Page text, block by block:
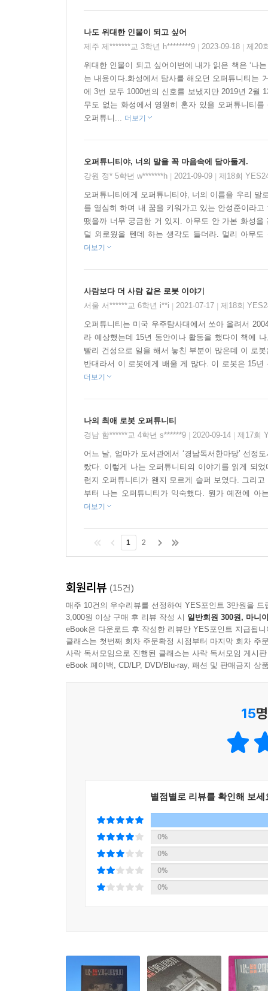
화성 탐사 로봇 오퍼튜니티 임무 종료
메시지도 엉뚱하게 알아듣고, 바퀴는 덜컹, 로봇
뜻을 가진 오퍼튜니티, 아홉 살 고아 소녀 소피 콜
없다며 용감하게 조금씩 천천히 앞으로 나아갔다.
꾸게 한다. 화성 탐사 로봇 오퍼튜니티! 아무도
순간까지, 자신의 임무를 끝까지 완수했던 우리의
나도 위대한 인물이 되고 싶어
제주 제*******교 3학년 h********9
2023-09-18 제20
위대한 인물이 되고 싶어이번에 내가 읽은 책은 ‘나
는 내용이다.화성에서 탐사를 해오던 오퍼튜니티는
에 3번 모두 1000번의 신호를 보냈지만 2019년 2월
무도 없는 화성에서 영원히 혼자 있을 오퍼튜니티
오퍼튜니... 더보기
오퍼튜니티야, 너의 말을 꼭 마음속에 담아둘게.
강원 정* 5학년 w*******h
2021-09-09 제18회
오퍼튜니티에게 오퍼튜니티야, 너의 이름을 우리
를 열심히 하며 내 꿈을 키워가고 있는 안성준이라
땠을까 너무 궁금한 거 있지. 아무도 안 가본 화성
덜 외로웠을 텐데 하는 생각도 들더라. 멀리 아무
더보기
사람보다 더 사람 같은 로봇 이야기
서울 서******교 6학년 i**i
2021-07-17 제18회
오퍼튜니티는 미국 우주탐사대에서 쏘아 올려서
라 예상했는데 15년 동안이나 활동을 했다이 책에
빨리 건성으로 일을 해서 놓친 부분이 많은데 이 로
반대라서 이 로봇에게 배울 게 많다. 이 로봇은 15
더보기
나의 최애 로봇 오퍼튜니티
경남 함******교 4학년 s******9
2020-09-14 제17회
어느 날, 엄마가 도서관에서 ‘경남독서한마당’ 선정
랐다. 이렇게 나는 오퍼튜니티의 이야기를 읽게 되
런지 오퍼튜니티가 왠지 모르게 슬퍼 보였다. 그리
부터 나는 오퍼튜니티가 익숙했다. 뭔가 예전에 아
더보기
1 2
회원리뷰 (15건)
매주 10건의 우수리뷰를 선정하여 YES포인트 3만원을 드
3,000원 이상 구매 후 리뷰 작성 시 일반회원 300원, 마니
eBook은 다운로드 후 작성한 리뷰만 YES포인트 지급됩니
클래스는 첫번째 회차 주문확정 시점부터 마지막 회차 주
사락 독서모임으로 진행된 클래스는 사락 독서모임 게시
eBook 페이백, CD/LP, DVD/Blu-ray, 패션 및 판매금지 상
15
별점별로 리뷰를 확인해 보세
0%
0%
0%
0%